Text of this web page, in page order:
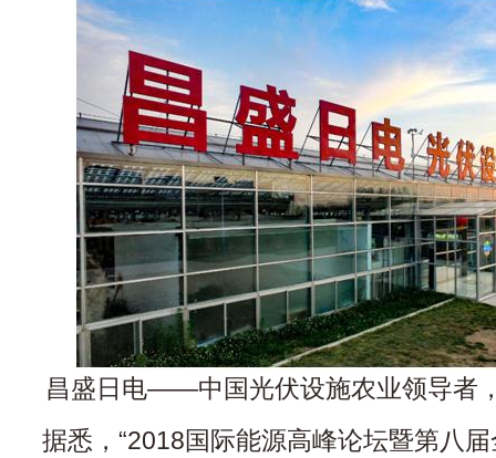
昌盛日电——中国光伏设施农业领导者
据悉，“2018国际能源高峰论坛暨第八